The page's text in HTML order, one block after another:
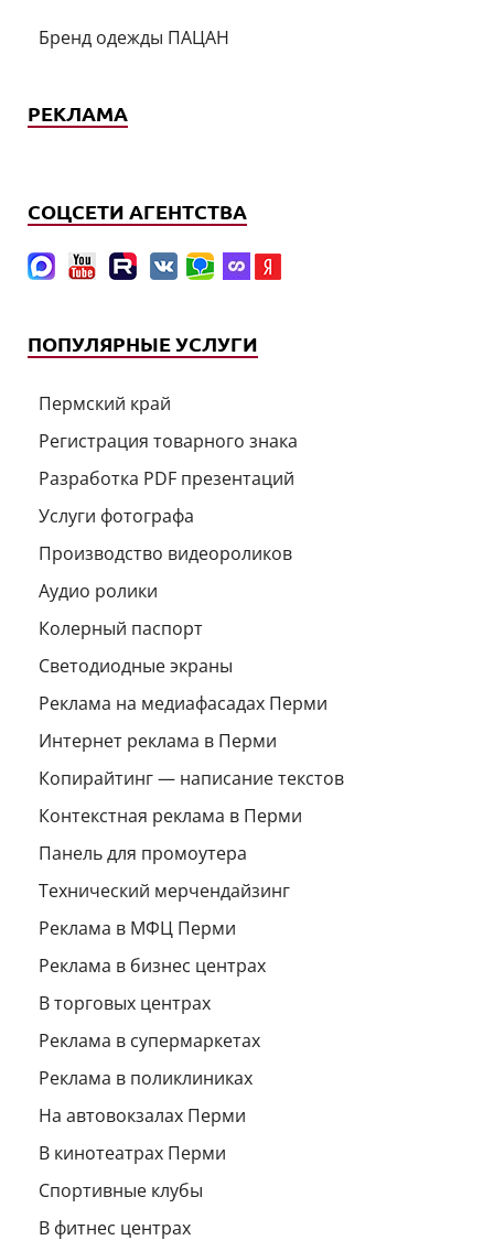
Бренд одежды ПАЦАН
РЕКЛАМА
СОЦСЕТИ АГЕНТСТВА
ПОПУЛЯРНЫЕ УСЛУГИ
Пермский край
Регистрация товарного знака
Разработка PDF презентаций
Услуги фотографа
Производство видеороликов
Аудио ролики
Колерный паспорт
Светодиодные экраны
Реклама на медиафасадах Перми
Интернет реклама в Перми
Копирайтинг — написание текстов
Контекстная реклама в Перми
Панель для промоутера
Технический мерчендайзинг
Реклама в МФЦ Перми
Реклама в бизнес центрах
В торговых центрах
Реклама в супермаркетах
Реклама в поликлиниках
На автовокзалах Перми
В кинотеатрах Перми
Спортивные клубы
В фитнес центрах